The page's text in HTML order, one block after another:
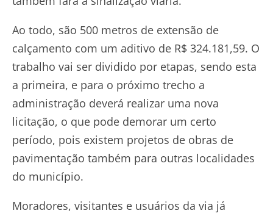
Ao todo, são 500 metros de extensão de
calçamento com um aditivo de R$ 324.181,59. O
trabalho vai ser dividido por etapas, sendo esta
a primeira, e para o próximo trecho a
administração deverá realizar uma nova
licitação, o que pode demorar um certo
período, pois existem projetos de obras de
pavimentação também para outras localidades
do município.
Moradores, visitantes e usuários da via já